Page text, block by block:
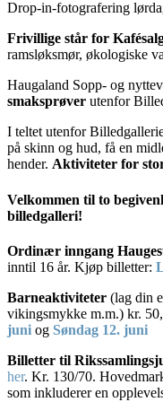
Drop-in-fotografering
Frivillige står for
ramsløksmør, økologiske
Haugaland Sopp- og
smaksprøver utenfor
I teltet utenfor
på skinn og hud, få en
hender. Aktiviteter for
Velkommen til to
billedgalleri!
Ordinær inngang
inntil 16 år. Kjøp billetter:
Barneaktiviteter (lag din
vikingsmykke m.m.) kr.
juni og Søndag 12. juni
Billetter til
her. Kr. 130/70.
som inkluderer en